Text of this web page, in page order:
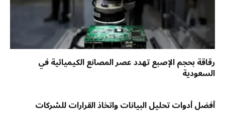
رقاقة بحجم الإصبع تهدد عصر المصانع الكيميائية في
السعودية
أفضل أدوات تحليل البيانات واتخاذ القرارات للشركات